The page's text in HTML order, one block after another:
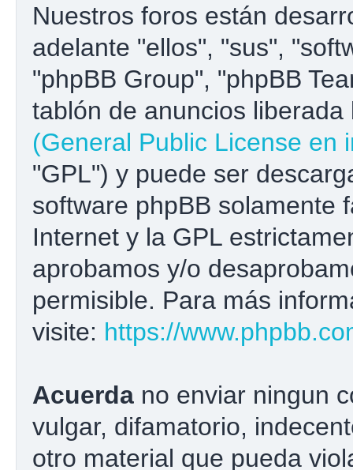
Nuestros foros están
adelante "ellos", "sus",
"phpBB Group", "phpBB
tablón de anuncios liberada
(General Public License en
"GPL") y puede ser
software phpBB solamente
Internet y la GPL
aprobamos y/o
permisible. Para más
visite: https://
Acuerda no enviar ningun
vulgar, difamatorio,
otro material que pueda